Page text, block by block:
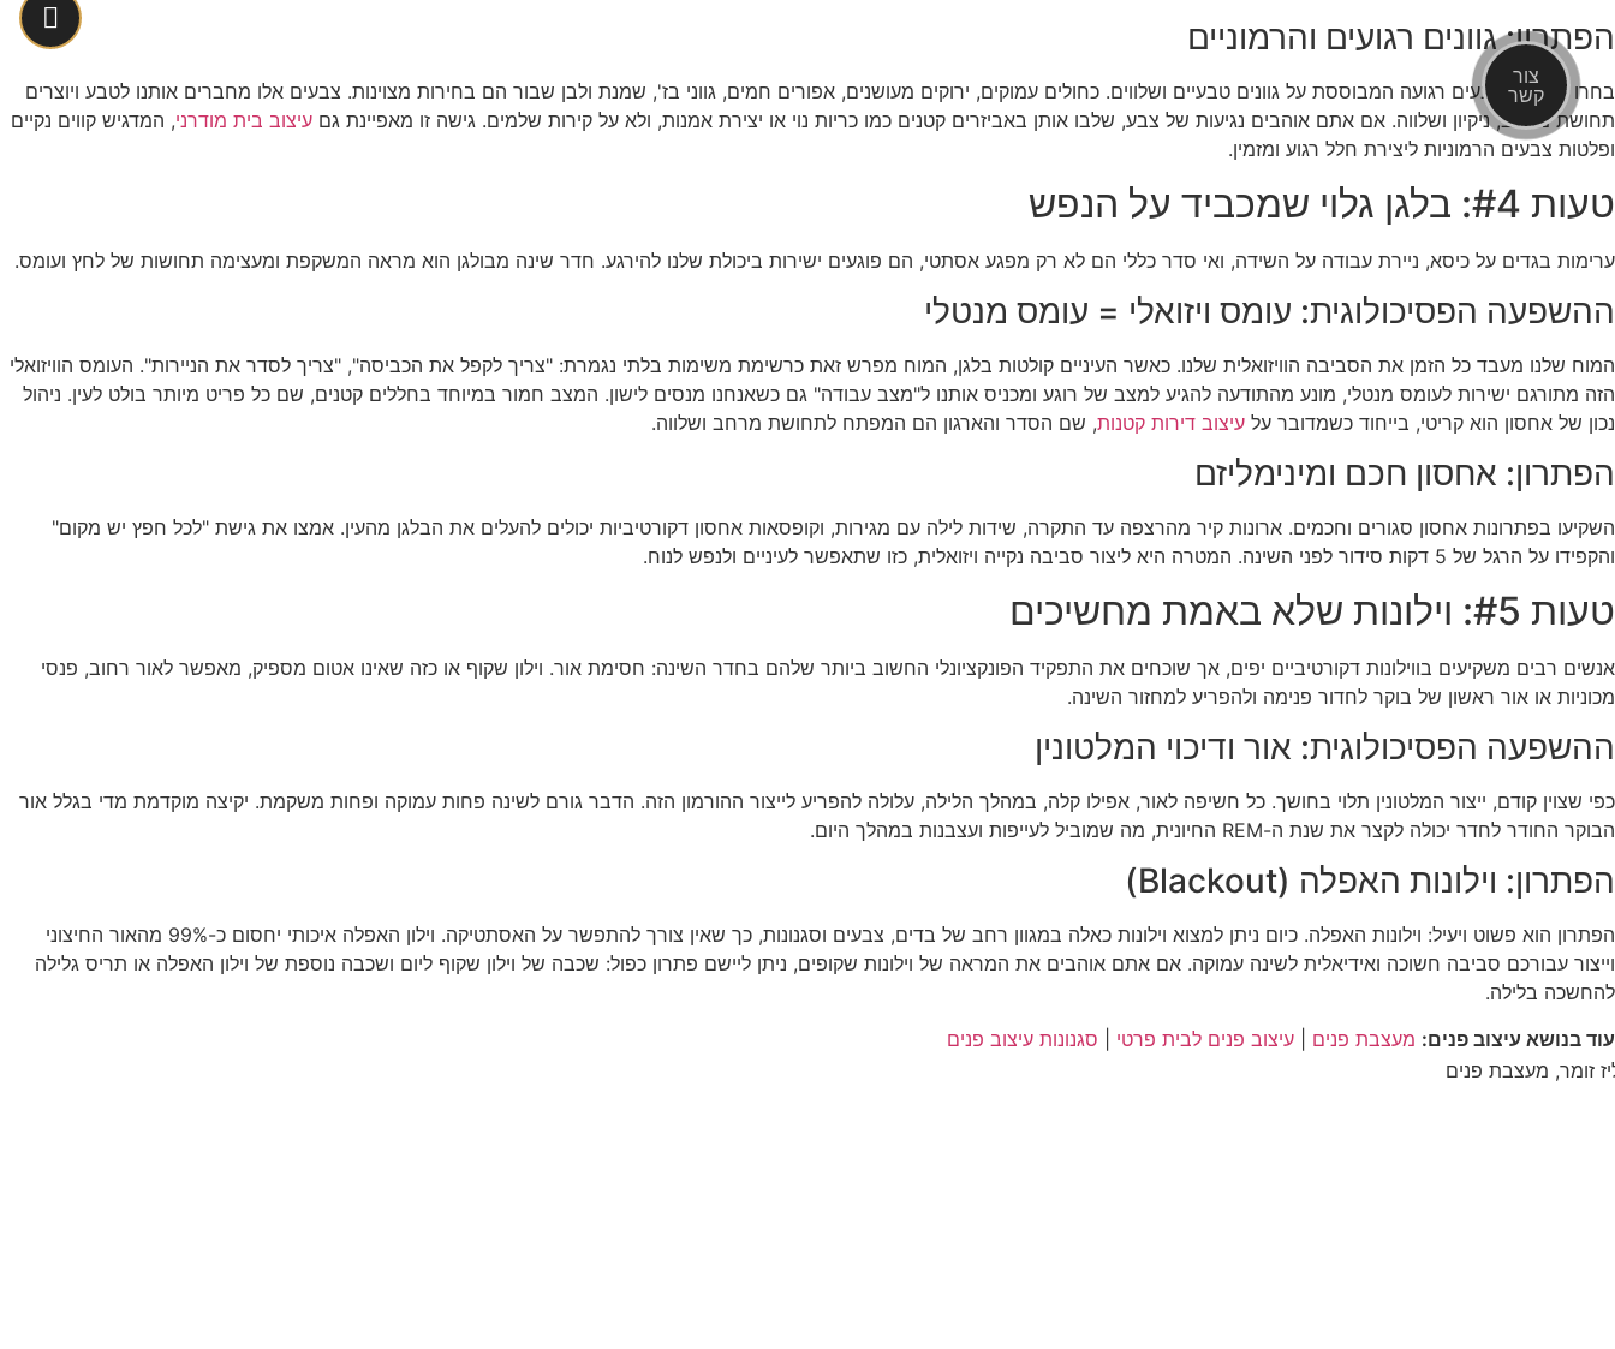
צור
קשר
הפתרון: גוונים רגועים והרמוניים
בחרו בפלטת צבעים רגועה המבוססת על גוונים טבעיים ושלווים. כחולים עמוקים, ירוקים מעושנים, אפורים חמים, גווני בז', שמנת ולבן שבור הם בחירות מצוינות. צבעים אלו מחברים אותנו לטבע ויוצרים
תחושת מרחב, ניקיון ושלווה. אם אתם אוהבים נגיעות של צבע, שלבו אותן באביזרים קטנים כמו כריות נוי או יצירת אמנות, ולא על קירות שלמים. גישה זו מאפיינת גם עיצוב בית מודרני, המדגיש קווים נקיים
ופלטות צבעים הרמוניות ליצירת חלל רגוע ומזמין.
טעות #4: בלגן גלוי שמכביד על הנפש
ערימות בגדים על כיסא, ניירת עבודה על השידה, ואי סדר כללי הם לא רק מפגע אסתטי, הם פוגעים ישירות ביכולת שלנו להירגע. חדר שינה מבולגן הוא מראה המשקפת ומעצימה תחושות של לחץ ועומס.
ההשפעה הפסיכולוגית: עומס ויזואלי = עומס מנטלי
המוח שלנו מעבד כל הזמן את הסביבה הוויזואלית שלנו. כאשר העיניים קולטות בלגן, המוח מפרש זאת כרשימת משימות בלתי נגמרת: "צריך לקפל את הכביסה", "צריך לסדר את הניירות". העומס הוויזואלי
הזה מתורגם ישירות לעומס מנטלי, מונע מהתודעה להגיע למצב של רוגע ומכניס אותנו ל"מצב עבודה" גם כשאנחנו מנסים לישון. המצב חמור במיוחד בחללים קטנים, שם כל פריט מיותר בולט לעין. ניהול
נכון של אחסון הוא קריטי, בייחוד כשמדובר על עיצוב דירות קטנות, שם הסדר והארגון הם המפתח לתחושת מרחב ושלווה.
הפתרון: אחסון חכם ומינימליזם
השקיעו בפתרונות אחסון סגורים וחכמים. ארונות קיר מהרצפה עד התקרה, שידות לילה עם מגירות, וקופסאות אחסון דקורטיביות יכולים להעלים את הבלגן מהעין. אמצו את גישת "לכל חפץ יש מקום"
והקפידו על הרגל של 5 דקות סידור לפני השינה. המטרה היא ליצור סביבה נקייה ויזואלית, כזו שתאפשר לעיניים ולנפש לנוח.
טעות #5: וילונות שלא באמת מחשיכים
אנשים רבים משקיעים בווילונות דקורטיביים יפים, אך שוכחים את התפקיד הפונקציונלי החשוב ביותר שלהם בחדר השינה: חסימת אור. וילון שקוף או כזה שאינו אטום מספיק, מאפשר לאור רחוב, פנסי
מכוניות או אור ראשון של בוקר לחדור פנימה ולהפריע למחזור השינה.
ההשפעה הפסיכולוגית: אור ודיכוי המלטונין
כפי שצוין קודם, ייצור המלטונין תלוי בחושך. כל חשיפה לאור, אפילו קלה, במהלך הלילה, עלולה להפריע לייצור ההורמון הזה. הדבר גורם לשינה פחות עמוקה ופחות משקמת. יקיצה מוקדמת מדי בגלל אור
הבוקר החודר לחדר יכולה לקצר את שנת ה-REM החיונית, מה שמוביל לעייפות ועצבנות במהלך היום.
הפתרון: וילונות האפלה (Blackout)
הפתרון הוא פשוט ויעיל: וילונות האפלה. כיום ניתן למצוא וילונות כאלה במגוון רחב של בדים, צבעים וסגנונות, כך שאין צורך להתפשר על האסתטיקה. וילון האפלה איכותי יחסום כ-99% מהאור החיצוני
וייצור עבורכם סביבה חשוכה ואידיאלית לשינה עמוקה. אם אתם אוהבים את המראה של וילונות שקופים, ניתן ליישם פתרון כפול: שכבה של וילון שקוף ליום ושכבה נוספת של וילון האפלה או תריס גלילה
להחשכה בלילה.
עוד בנושא עיצוב פנים: מעצבת פנים עיצוב פנים לבית פרטי סגנונות עיצוב פנים